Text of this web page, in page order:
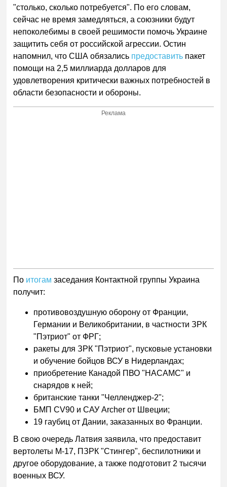
"столько, сколько потребуется". По его словам,
сейчас не время замедляться, а союзники будут
непоколебимы в своей решимости помочь Украине
защитить себя от российской агрессии. Остин
напомнил, что США обязались предоставить пакет
помощи на 2,5 миллиарда долларов для
удовлетворения критически важных потребностей в
области безопасности и обороны.
Реклама
По итогам заседания Контактной группы Украина
получит:
противовоздушную оборону от Франции,
Германии и Великобритании, в частности ЗРК
"Пэтриот" от ФРГ;
ракеты для ЗРК "Пэтриот", пусковые установки
и обучение бойцов ВСУ в Нидерландах;
приобретение Канадой ПВО "НАСАМС" и
снарядов к ней;
британские танки "Челленджер-2";
БМП CV90 и САУ Archer от Швеции;
19 гаубиц от Дании, заказанных во Франции.
В свою очередь Латвия заявила, что предоставит
вертолеты М-17, ПЗРК "Стингер", беспилотники и
другое оборудование, а также подготовит 2 тысячи
военных ВСУ.